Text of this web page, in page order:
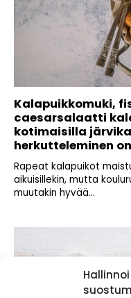
Kalapuikkomuki,
caesarsalaatti
kotimaisilla
herkutteleminen
Rapeat kalapuikot
aikuisillekin, mutta
muutakin hyvää...